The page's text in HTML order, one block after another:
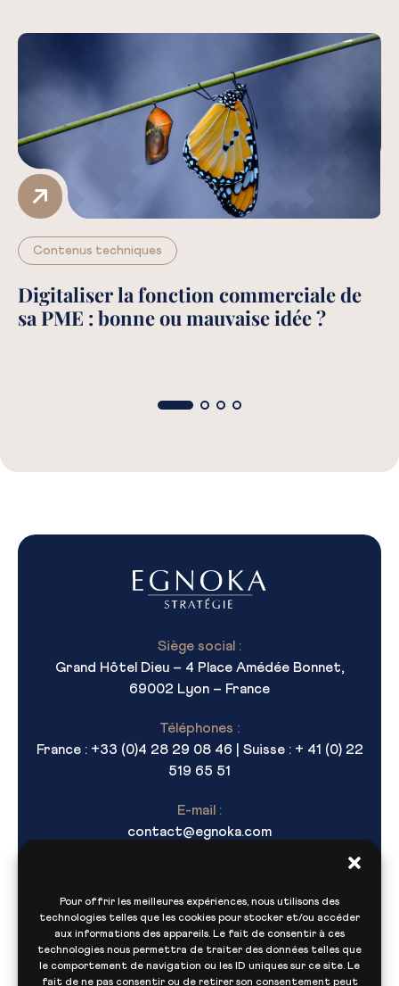
Pour offrir les meilleures expériences, nous utilisons des
technologies telles que les cookies pour stocker et/ou accéder
aux informations des appareils. Le fait de consentir à ces
technologies nous permettra de traiter des données telles que
le comportement de navigation ou les ID uniques sur ce site. Le
fait de ne pas consentir ou de retirer son consentement peut
Contenus techniques
Digitaliser la fonction commerciale de
sa PME : bonne ou mauvaise idée ?
Siège social :
Grand Hôtel Dieu – 4 Place Amédée Bonnet,
69002 Lyon – France
Téléphones :
France : +33 (0)4 28 29 08 46 | Suisse : + 41 (0) 22
519 65 51
E-mail :
contact@egnoka.com